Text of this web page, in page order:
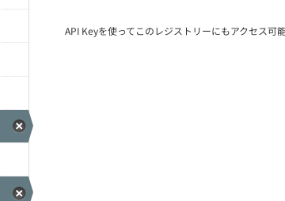
API Keyを使ってこのレジストリーにもアクセス可